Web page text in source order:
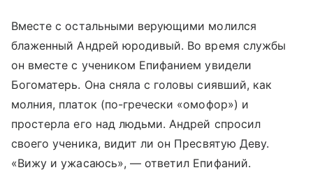
Вместе с остальными верующими молился
блаженный Андрей юродивый. Во время службы
он вместе с учеником Епифанием увидели
Богоматерь. Она сняла с головы сиявший, как
молния, платок (по-гречески «омофор») и
простерла его над людьми. Андрей спросил
своего ученика, видит ли он Пресвятую Деву.
«Вижу и ужасаюсь», — ответил Епифаний.